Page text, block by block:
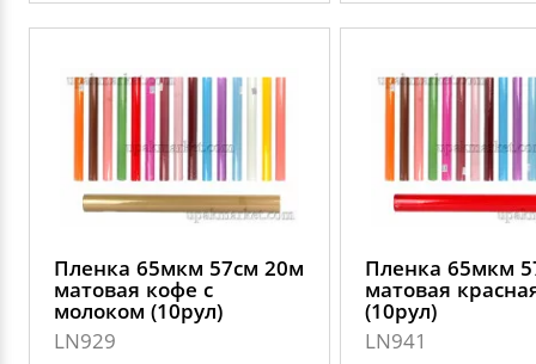
Пленка 65мкм 57см 20м
матовая кофе с
молоком (10рул)
LN929
Пленка 65мкм
матовая
(10рул)
LN941